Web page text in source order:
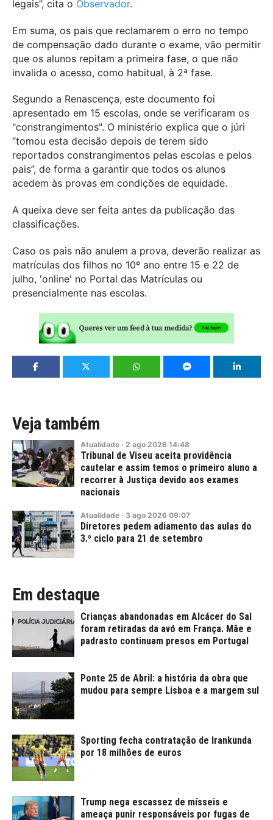
legais”, cita o Observador.
Em suma, os pais que reclamarem o erro no tempo
de compensação dado durante o exame, vão permitir
que os alunos repitam a primeira fase, o que não
invalida o acesso, como habitual, à 2ª fase.
Segundo a Renascença, este documento foi
apresentado em 15 escolas, onde se verificaram os
"constrangimentos". O ministério explica que o júri
“tomou esta decisão depois de terem sido
reportados constrangimentos pelas escolas e pelos
pais”, de forma a garantir que todos os alunos
acedem às provas em condições de equidade.
A queixa deve ser feita antes da publicação das
classificações.
Caso os pais não anulem a prova, deverão realizar as
matrículas dos filhos no 10º ano entre 15 e 22 de
julho, 'online' no Portal das Matrículas ou
presencialmente nas escolas.
Veja também
Atualidade · 2 ago 2026 14:48
Tribunal de Viseu aceita providência
cautelar e assim temos o primeiro aluno a
recorrer à Justiça devido aos exames
nacionais
Atualidade · 3 ago 2026 09:07
Diretores pedem adiamento das aulas do
3.º ciclo para 21 de setembro
Em destaque
Crianças abandonadas em Alcácer do Sal
foram retiradas da avó em França. Mãe e
padrasto continuam presos em Portugal
Ponte 25 de Abril: a história da obra que
mudou para sempre Lisboa e a margem sul
Sporting fecha contratação de Irankunda
por 18 milhões de euros
Trump nega escassez de mísseis e
ameaça punir responsáveis por fugas de